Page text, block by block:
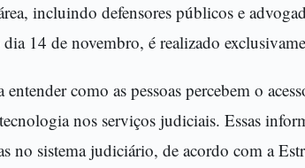
incluindo defensores públicos e
14 de novembro, é realizado
como as pessoas percebem o
nos serviços judiciais. Essas
no sistema judiciário, de acordo com a